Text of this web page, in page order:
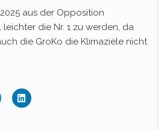
aus der Opposition
leichter die Nr. 1 zu werden, da
die GroKo die Klimaziele nicht